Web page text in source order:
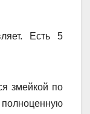
Есть 5
змейкой по